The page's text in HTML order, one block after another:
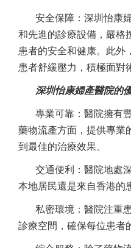
安全保障：深圳怡康
和先進的診療設備，嚴格
患者的安全和健康。此外
患者舒緩壓力，積極面對
深圳怡康婦產醫院的
專業可靠：醫院擁有
藥物流產方面，提供專業
到最佳的治療效果。
交通便利：醫院地處
本地居民還是來自香港的
私密環境：醫院注重
診療空間，確保每位患者